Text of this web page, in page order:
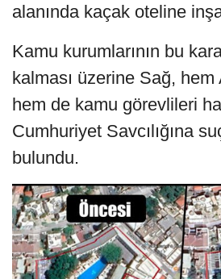
alanında kaçak oteline
Kamu kurumlarının bu
kalması üzerine Sağ, hem
hem de kamu görevlileri
Cumhuriyet Savcılığına
bulundu.